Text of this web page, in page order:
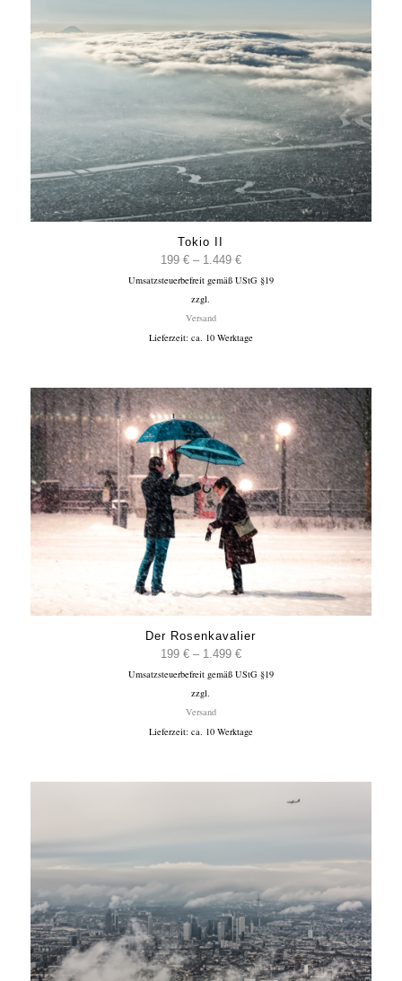
Tokio II
199 € – 1.449 €Preisspanne:
199 €
Umsatzsteuerbefreit gemäß UStG §19
zzgl.
Versand
Lieferzeit: ca. 10 Werktage
Der Rosenkavalier
199 € – 1.499 €Preisspanne:
199 €
Umsatzsteuerbefreit gemäß UStG §19
zzgl.
Versand
Lieferzeit: ca. 10 Werktage